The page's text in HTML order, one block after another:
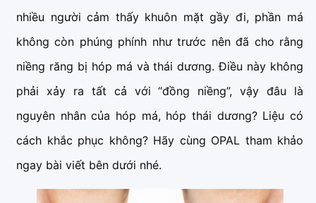
nhiều người cảm thấy khuôn mặt gầy đi, phần má
không còn phúng phính như trước nên đã cho rằng
niềng răng bị hóp má và thái dương. Điều này không
phải xảy ra tất cả với “đồng niềng”, vậy đâu là
nguyên nhân của hóp má, hóp thái dương? Liệu có
cách khắc phục không? Hãy cùng OPAL tham khảo
ngay bài viết bên dưới nhé.